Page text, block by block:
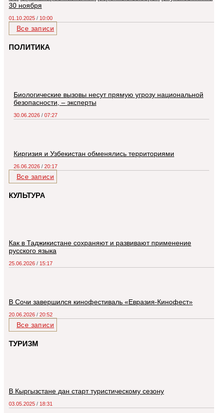
30 ноября
01.10.2025 10:00
Все записи
ПОЛИТИКА
Биологические вызовы несут прямую угрозу национальной
безопасности, – эксперты
30.06.2026 07:27
Киргизия и Узбекистан обменялись территориями
26.06.2026 20:17
Все записи
КУЛЬТУРА
Как в Таджикистане сохраняют и развивают применение
русского языка
25.06.2026 15:17
В Сочи завершился кинофестиваль «Евразия-Кинофест»
20.06.2026 20:52
Все записи
ТУРИЗМ
В Кыргызстане дан старт туристическому сезону
03.05.2025 18:31